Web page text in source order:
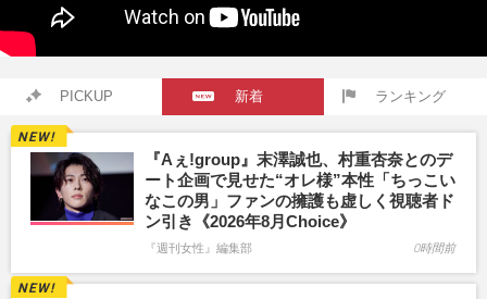
PICKUP 新着 ランキング
『Aぇ!group』末澤誠也、村重杏奈とのデ
ート企画で見せた“オレ様”本性「ちっこい
なこの男」ファンの擁護も虚しく視聴者ド
ン引き《2026年8月Choice》
『週刊女性』編集部 0時間前